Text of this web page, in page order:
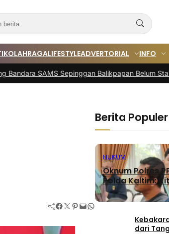
OLAHRAGALIFESTYLEADVERTORIAL INFO
Sepinggan Balikpapan Belum Stabil| Mal
Facebook Twitter Pinterest Mail WhatsApp
Berita Populer
HUKUM
Oknum Polres
Polda Kaltim:
dari